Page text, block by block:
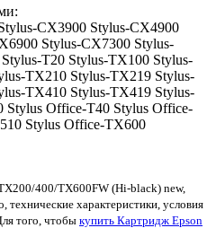
CX3900 Stylus-CX4900
Stylus-CX7300 Stylus-
T20 Stylus-TX100 Stylus-
TX210 Stylus-TX219 Stylus-
TX410 Stylus-TX419 Stylus-
Stylus Office-T40 Stylus Office-
Stylus Office-TX600
400/TX600FW (Hi-black) new,
характеристики, условия
того, чтобы купить Картридж Epson